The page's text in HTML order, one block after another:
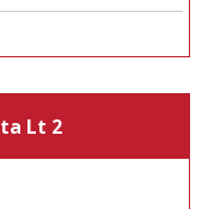
Lt 2